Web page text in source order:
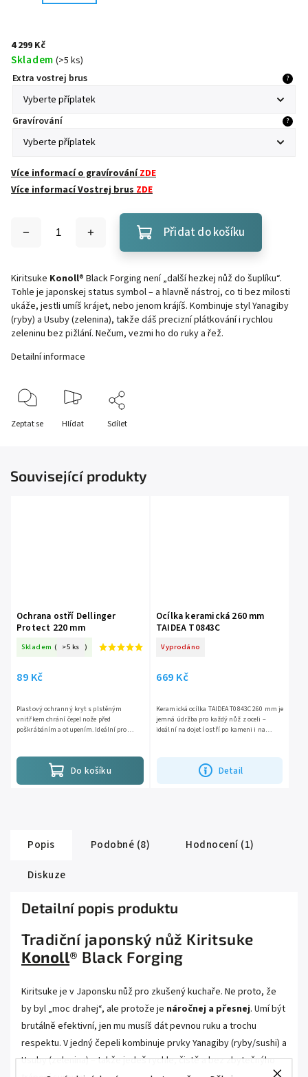
4 299 Kč
Skladem (>5 ks)
Extra vostrej brus
?
Gravírování ?
Více informací o gravírováníZDE
Více informací Vostrej brusZDE
Přidat do košíku
Kiritsuke Konoll® Black Forging není „další hezkej nůž do šuplíku“.
Tohle je japonskej status symbol – a hlavně nástroj, co ti bez milosti
ukáže, jestli umíš krájet, nebo jenom krájíš. Kombinuje styl Yanagiby
(ryby) a Usuby (zelenina), takže dáš precizní plátkování i rychlou
zeleninu bez pižlání. Nečum, vezmi ho do ruky a řež.
Detailní informace
Zeptat se Hlídat Sdílet
Související produkty
Ochrana ostří Dellinger
Protect 220 mm
Skladem ( >5 ks )
89 Kč
Do košíku
Plastový ochranný kryt s plstěným
vnitřkem chrání čepel nože před
poškrábáním a otupením. Ideální pro
Ocílka keramická 260 mm
TAIDEA T0843C
Vyprodáno
669 Kč
Detail
Keramická ocílka TAIDEA T0843C 260 mm je
jemná údržba pro každý nůž z oceli –
ideální na dojetí ostří po kameni i na
Popis Podobné (8)
Hodnocení (1)
Diskuze
Detailní popis produktu
Tradiční japonský nůž Kiritsuke
Konoll® Black Forging
Kiritsuke je v Japonsku nůž pro zkušený kuchaře. Ne proto, že
by byl „moc drahej“, ale protože je náročnej a přesnej. Umí být
brutálně efektivní, jen mu musíš dát pevnou ruku a trochu
respektu. V jedný čepeli kombinuje prvky Yanagiby (ryby/sushi) a
Usuby (zelenina) – takže jedeš rychle, čistě a bez zbytečnýho